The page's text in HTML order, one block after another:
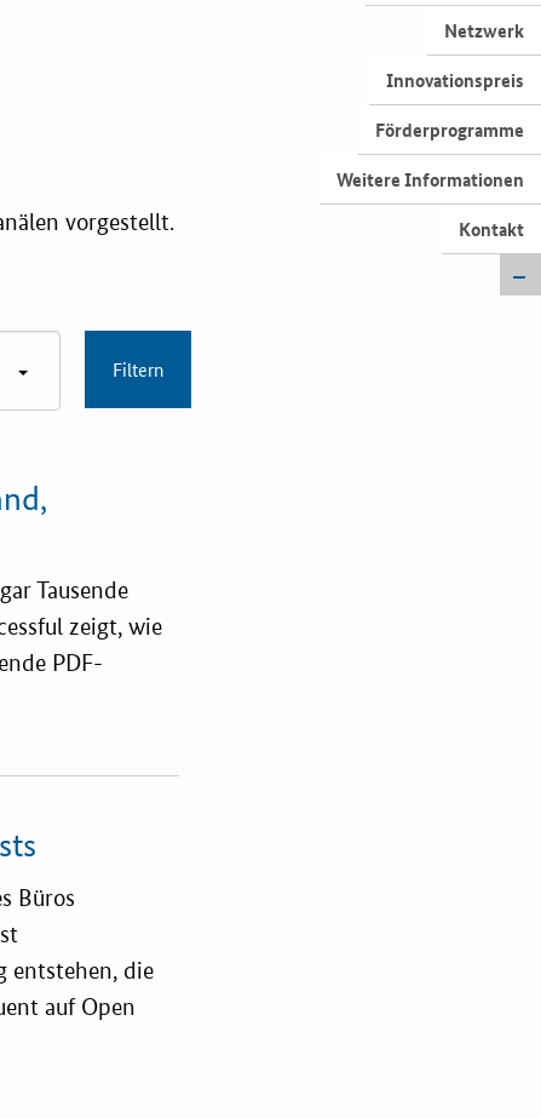
Netzwerk
Innovationspreis
Förderprogramme
Weitere Informationen
Kontakt
vorgestellt.
Tausende
zeigt, wie
PDF-
Büros
entstehen, die
auf Open